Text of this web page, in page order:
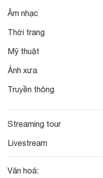
Âm nhạc
Thời trang
Mỹ thuật
Ảnh xưa
Truyền thông
Streaming tour
Livestream
Văn hoá: